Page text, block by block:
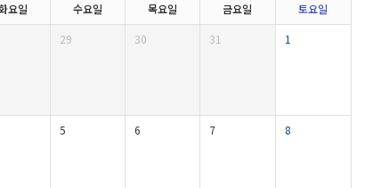
요일 수요일 목요일 금요일
토요일
29 30 31 1
5 6 7 8